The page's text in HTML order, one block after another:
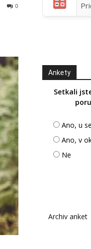
0
Ankety
Setkali
Ano, u
Ano, v
Ne
Archiv anket